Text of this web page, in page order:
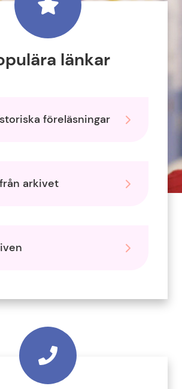
länkar
föreläsningar
arkivet